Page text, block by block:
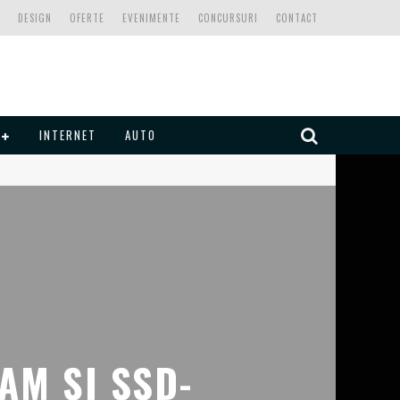
CONTACT
CONCURSURI
EVENIMENTE
OFERTE
DESIGN
INTERNET AUTO
ȘI SSD-